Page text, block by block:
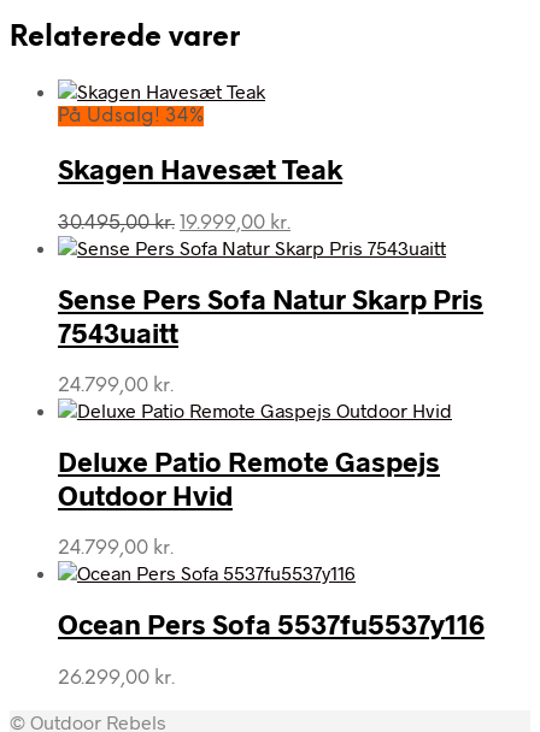
Relaterede varer
På Udsalg! 34%
Skagen Havesæt Teak
30.495,00kr. Den
oprindelige
var:
30.495,00 kr..
19.999,00 kr.
aktuelle
er:
19.999,00 kr..
Sense Pers Sofa Natur Skarp Pris
7543uaitt
24.799,00 kr.
Deluxe Patio Remote Gaspejs
Outdoor Hvid
24.799,00 kr.
Ocean Pers Sofa 5537fu5537y116
26.299,00 kr.
© Outdoor Rebels